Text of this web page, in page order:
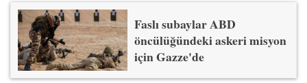
Faslı subaylar ABD
öncülüğündeki askeri misyon
için Gazze'de